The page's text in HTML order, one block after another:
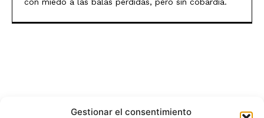
Gestionar el consentimiento
con miedo a las balas perdidas, pero sin cobardía.